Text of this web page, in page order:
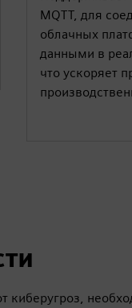
MQTT, для
облачных
данными в
что ускоряет